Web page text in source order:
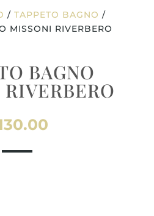
/TAPPETO BAGNO /
MISSONI RIVERBERO
BAGNO